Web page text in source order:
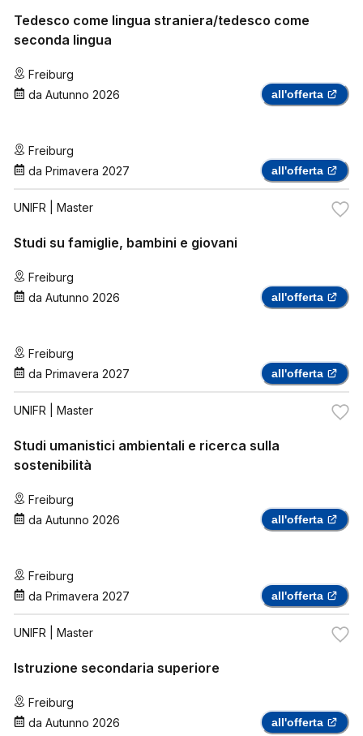
Tedesco come lingua straniera/tedesco come
seconda lingua
Freiburg
da Autunno 2026 all'offerta
Freiburg
da Primavera 2027 all'offerta
UNIFR | Master
Studi su famiglie, bambini e giovani
Freiburg
da Autunno 2026 all'offerta
Freiburg
da Primavera 2027 all'offerta
UNIFR | Master
Studi umanistici ambientali e ricerca sulla
sostenibilità
Freiburg
da Autunno 2026 all'offerta
Freiburg
da Primavera 2027 all'offerta
UNIFR | Master
Istruzione secondaria superiore
Freiburg
da Autunno 2026 all'offerta